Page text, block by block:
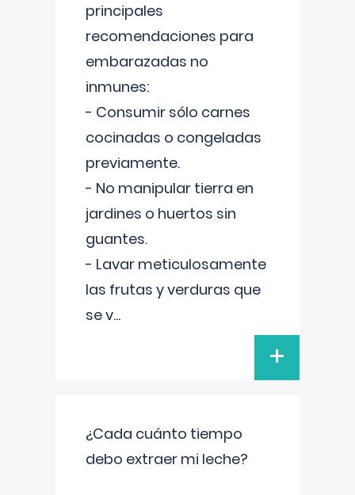
principales
recomendaciones para
embarazadas no
inmunes:
- Consumir sólo carnes
cocinadas o congeladas
previamente.
- No manipular tierra en
jardines o huertos sin
guantes.
- Lavar meticulosamente
las frutas y verduras que
se v...
+
¿Cada cuánto tiempo
debo extraer mi leche?